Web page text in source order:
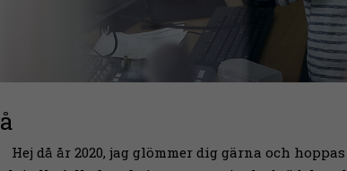
Hej då år 2020, jag glömmer dig gärna och